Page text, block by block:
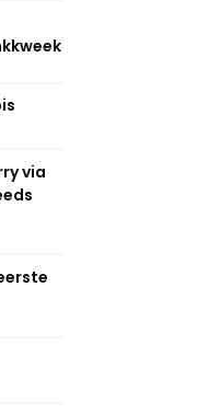
via